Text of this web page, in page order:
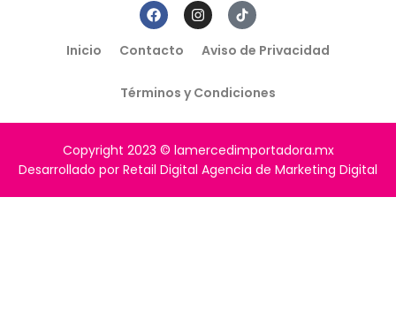
Inicio Contacto Aviso de Privacidad
Términos y Condiciones
Copyright 2023 © lamercedimportadora.mx
Desarrollado por Retail Digital Agencia de Marketing Digital